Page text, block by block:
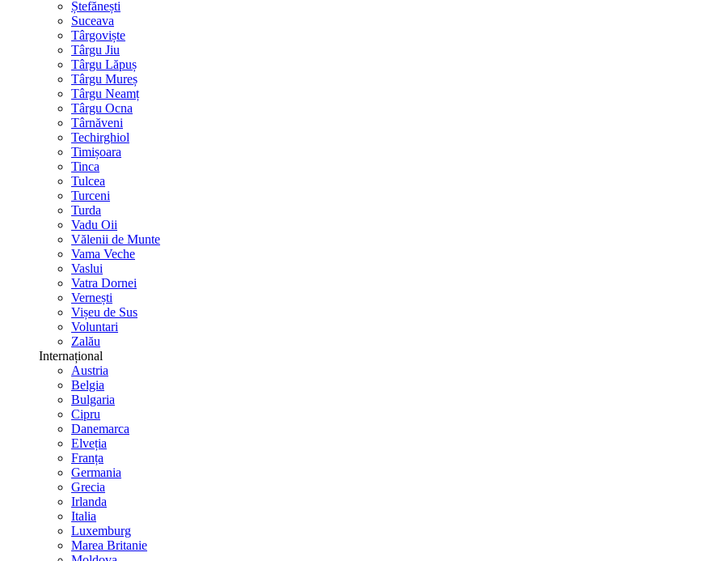
Ștefănești
Suceava
Târgoviște
Târgu Jiu
Târgu Lăpuș
Târgu Mureș
Târgu Neamț
Târgu Ocna
Târnăveni
Techirghiol
Timișoara
Tinca
Tulcea
Turceni
Turda
Vadu Oii
Vălenii de Munte
Vama Veche
Vaslui
Vatra Dornei
Vernești
Vișeu de Sus
Voluntari
Zalău
Internațional
Austria
Belgia
Bulgaria
Cipru
Danemarca
Elveția
Franța
Germania
Grecia
Irlanda
Italia
Luxemburg
Marea Britanie